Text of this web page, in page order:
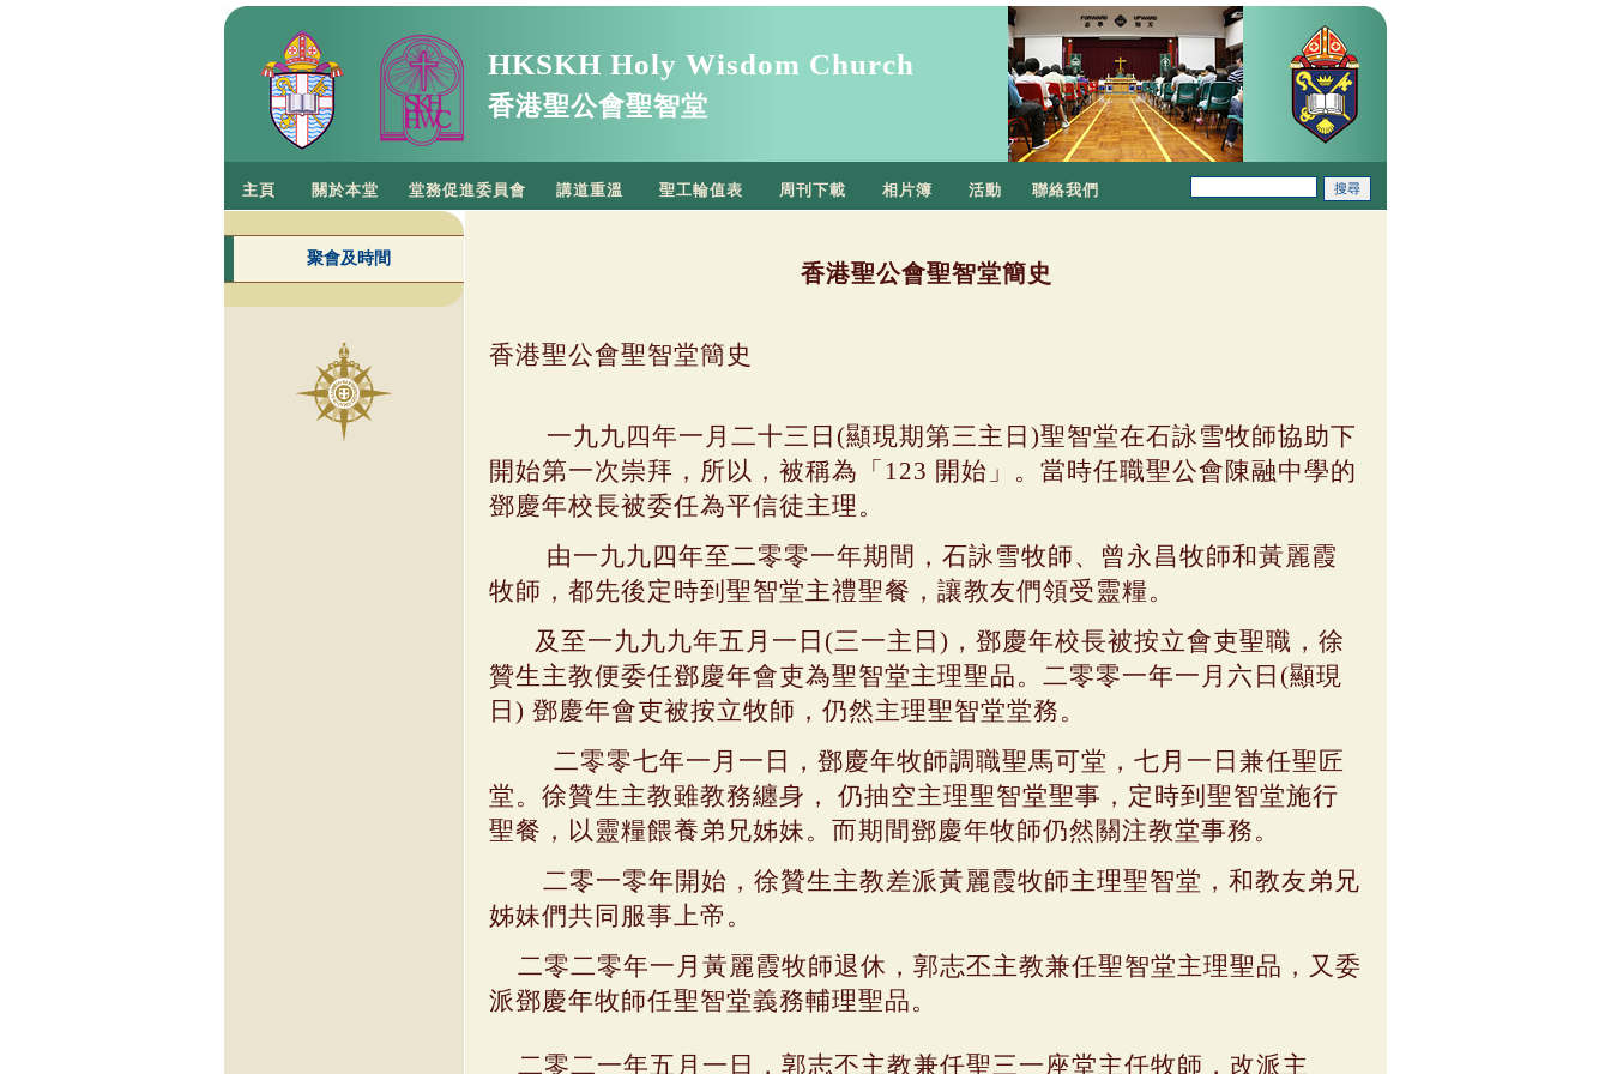
HKSKH Holy Wisdom Church
香港聖公會聖智堂
主頁 關於本堂 堂務促進委員會 講道重溫 聖工輪值表 周刊下載 相片簿 活動 聯絡我們
聚會及時間
香港聖公會聖智堂簡史
香港聖公會聖智堂簡史
一九九四年一月二十三日 (顯現期第三主日 )聖智堂在石詠雪牧師協助下
開始第一次崇拜，所以，被稱為「 123 開始」。當時任職聖公會陳融中學的
鄧慶年校長被委任為平信徒主理。
由一九九四年至二零零一年期間，石詠雪牧師、曾永昌牧師和黃麗霞
牧師，都先後定時到聖智堂主禮聖餐，讓教友們領受靈糧。
及至一九九九年五月一日 (三一主日 ) ，鄧慶年校長被按立會吏聖職，徐
贊生主教便委任鄧慶年會吏為聖智堂主理聖品。二零零一年一月六日 (顯現
日 ) 鄧慶年會吏被按立牧師，仍然主理聖智堂堂務。
二零零七年一月一日，鄧慶年牧師調職聖馬可堂，七月一日兼任聖匠
堂。徐贊生主教雖教務纏身，
仍抽空主理聖智堂聖事，定時到聖智堂施行
聖餐，以靈糧餵養弟兄姊妹。而期間鄧慶年牧師仍然關注教堂事務。
二零一零年開始，徐贊生主教差派黃麗霞牧師主理聖智堂，和教友弟兄
姊妹們共同服事上帝。
二零二零年一月黃麗霞牧師退休，郭志丕主教兼任聖智堂主理聖品，又委
派鄧慶年牧師任聖智堂義務輔理聖品。
二零二一年五月一日，郭志丕主教兼任聖三一座堂主任牧師，改派主